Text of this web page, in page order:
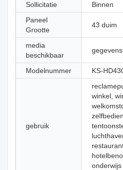
Sollicitatie
Binnen
Paneel
Grootte
43 duim
media
beschikbaar
Modelnummer
KS-
gebruik
winkel,
onderwijs